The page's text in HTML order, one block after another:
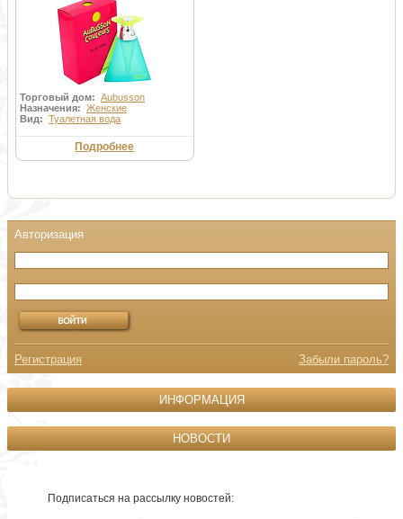
Торговый дом: Aubusson
Назначения: Женские
Вид: Туалетная вода
Подробнее
Регистрация Забыли пароль?
ИНФОРМАЦИЯ
НОВОСТИ
Подписаться на рассылку новостей: